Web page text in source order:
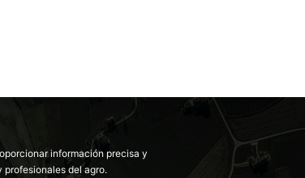
información precisa y
del agro.